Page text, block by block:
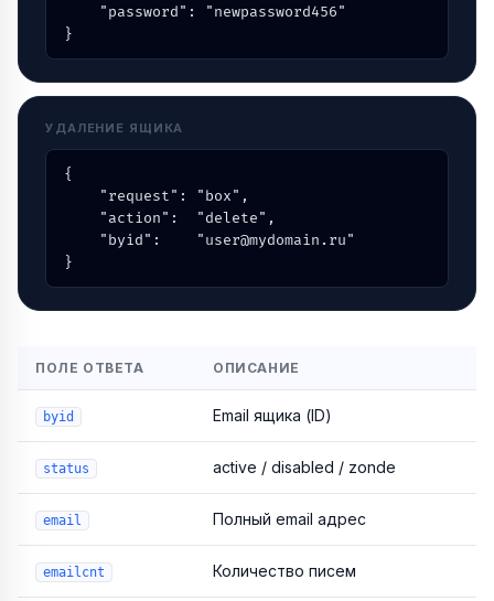
    "password": "newpassword456"
}
УДАЛЕНИЕ ЯЩИКА
{
    "request": "box",
    "action":  "delete",
    "byid":    "user@mydomain.ru"
}
ПОЛЕ ОТВЕТА ОПИСАНИЕ
byid Email ящика (ID)
status active / disabled / zonde
email Полный email адрес
emailcnt Количество писем